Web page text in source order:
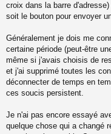
o
n
croix dans la barre
soit le bouton pour envoyer
Généralement je dois me
certaine période (peut-être
même si j'avais choisis de
et j'ai supprimé toutes les
déconnecter de temps en
ces soucis persistent.
Je n'ai pas encore essayé
quelque chose qui a changé